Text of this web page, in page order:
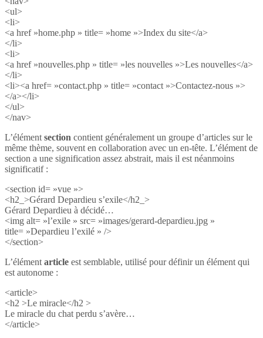
<ul>
<li>
<a href »home.php » title= »home »>Index du site</a>
</li>
<li>
<a href »nouvelles.php » title= »les nouvelles »>Les nouvelles</a>
</li>
<li><a href= »contact.php » title= »contact »>Contactez-nous »>
</a></li>
</ul>
</nav>
L’élément section contient généralement un groupe d’articles sur le
même thème, souvent en collaboration avec un en-tête. L’élément de
section a une signification assez abstrait, mais il est néanmoins
significatif :
<section id= »vue »>
<h2_>Gérard Depardieu s’exile</h2_>
Gérard Depardieu à décidé…
<img alt= »l’exile » src= »images/gerard-depardieu.jpg »
title= »Depardieu l’exilé » />
</section>
L’élément article est semblable, utilisé pour définir un élément qui
est autonome :
<article>
<h2 >Le miracle</h2 >
Le miracle du chat perdu s’avère…
</article>